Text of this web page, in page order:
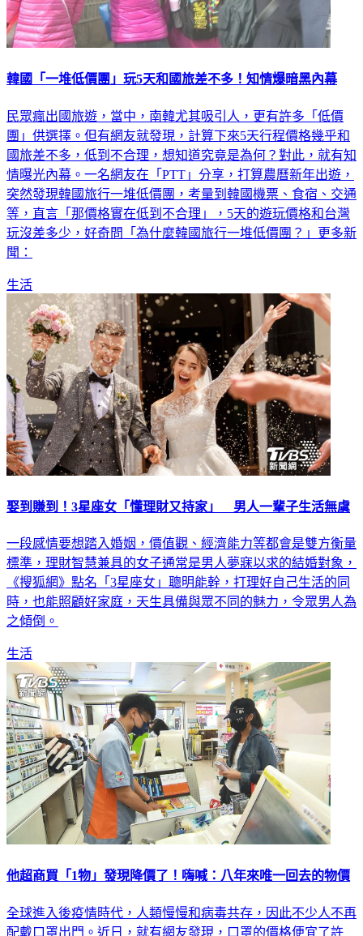
韓國「一堆低價團」玩5天和國旅差不多！知情爆暗黑內幕
民眾瘋出國旅遊，當中，南韓尤其吸引人，更有許多「低價
團」供選擇。但有網友就發現，計算下來5天行程價格幾乎和
國旅差不多，低到不合理，想知道究竟是為何？對此，就有知
情曝光內幕。一名網友在「PTT」分享，打算農曆新年出遊，
突然發現韓國旅行一堆低價團，考量到韓國機票、食宿、交通
等，直言「那價格實在低到不合理」，5天的遊玩價格和台灣
玩沒差多少，好奇問「為什麼韓國旅行一堆低價團？」更多新
聞：
生活
娶到賺到！3星座女「懂理財又持家」 男人一輩子生活無虞
一段感情要想踏入婚姻，價值觀、經濟能力等都會是雙方衡量
標準，理財智慧兼具的女子通常是男人夢寐以求的結婚對象，
《搜狐網》點名「3星座女」聰明能幹，打理好自己生活的同
時，也能照顧好家庭，天生具備與眾不同的魅力，令眾男人為
之傾倒。
生活
他超商買「1物」發現降價了！嗨喊：八年來唯一回去的物價
全球進入後疫情時代，人類慢慢和病毒共存，因此不少人不再
配戴口罩出門。近日，就有網友發現，口罩的價格便宜了許